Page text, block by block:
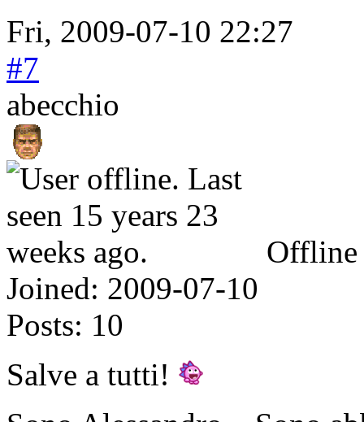
Fri, 2009-07-10 22:27
#7
abecchio
Offline
Joined: 2009-07-10
Posts: 10
Salve a tutti!